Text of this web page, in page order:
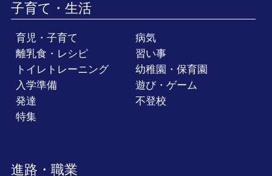
子育て・生活
育児・子育て
病気
離乳食・レシピ
習い事
トイレトレーニング
幼稚園・保育園
入学準備
遊び・ゲーム
発達
不登校
特集
進路・職業